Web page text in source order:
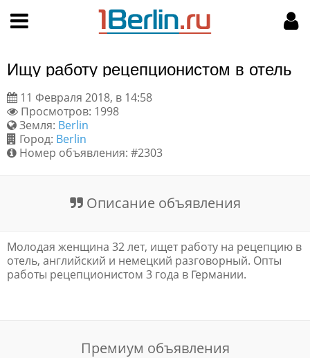
Поиск
Пользовательское соглашение
Правила доски объявлений
Цены на услуги
МОЙ АККАУНТ
Мои объявления
Ищу работу рецепционистом в отель
11 Февраля 2018, в 14:58
Просмотров: 1998
Земля: Berlin
Город: Berlin
Номер объявления: #2303
Описание объявления
Молодая женщина 32 лет, ищет работу на рецепцию в
отель, английский и немецкий разговорный. Опты
работы рецепционистом 3 года в Германии.
Премиум объявления